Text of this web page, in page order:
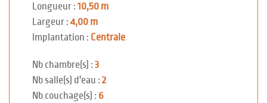
Longueur : 10,50 m
Largeur : 4,00 m
Implantation : Centrale
Nb chambre(s) : 3
Nb salle(s) d'eau : 2
Nb couchage(s) : 6